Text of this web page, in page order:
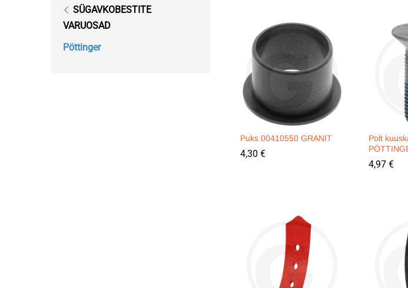
Puks 00410550 GRANIT
4,30 €
4,30 €
Polt
4,97 €
4,97 €
SÜGAVKOBESTITE
VARUOSAD
Pöttinger